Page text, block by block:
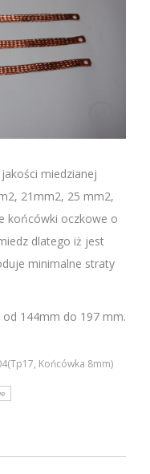
miedzianej
21mm2, 25 mm2,
końcówki oczkowe o
dlatego iż jest
minimalne straty
144mm do 197 mm.
Końcówka 8mm)